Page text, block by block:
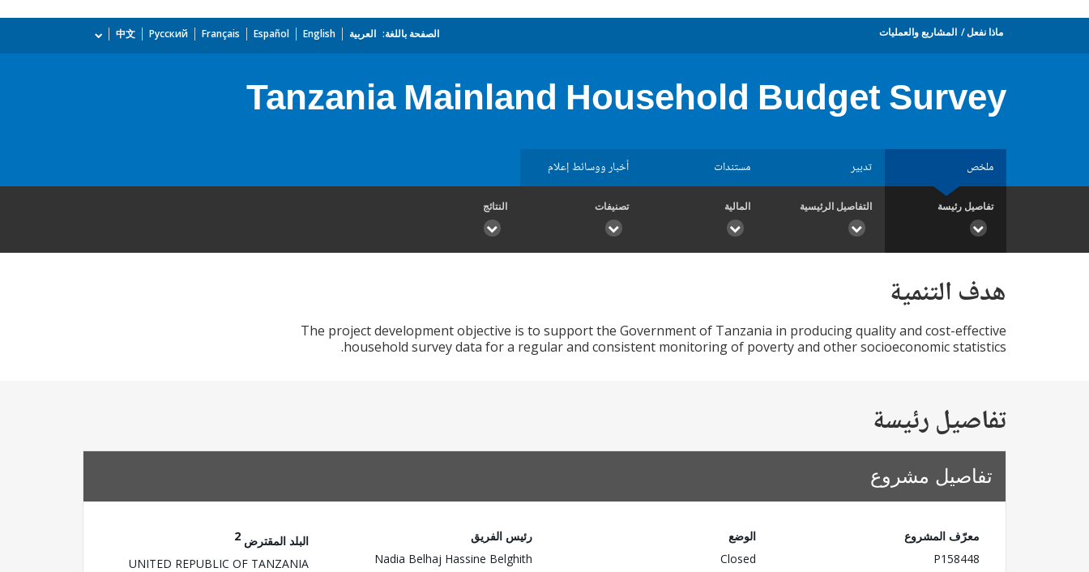
ماذا نفعل المشاريع والعمليات الصفحة باللغة: العربية English
Español
Français
Русский
中文
Tanzania Mainland Household Budget Survey
ملخص تدبير مستندات أخبار ووسائط إعلام
تفاصيل رئيسة التفاصيل الرئيسية المالية تصنيفات النتائج
هدف التنمية
The project development objective is to support the Government of Tanzania in producing quality and cost-effective
household survey data for a regular and consistent monitoring of poverty and other socioeconomic statistics.
تفاصيل رئيسة
تفاصيل مشروع
معرّف المشروع
P158448
الوضع
Closed
رئيس الفريق
Nadia Belhaj Hassine Belghith
البلد المقترض 2
UNITED REPUBLIC OF TANZANIA